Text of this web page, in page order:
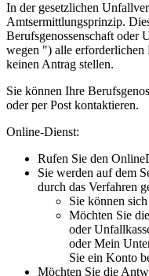
In der gesetzlichen
Amtsermittlungsprinzip.
Berufsgenossenschaft oder
wegen ") alle erforderlichen
keinen Antrag stellen.
Sie können Ihre
oder per Post kontaktieren.
Online-Dienst:
Rufen Sie den
Sie werden auf dem
durch das Verfahren
Sie können
Möchten Sie
oder
oder Mein
Sie ein Konto
Möchten Sie die